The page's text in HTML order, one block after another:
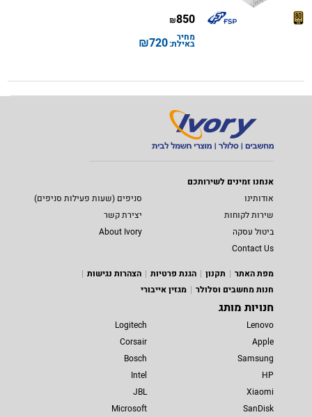
850
₪
מחיר
באילת:720
₪
אנחנו זמינים לשירותכם
אודותינו
סניפים (שעות פעילות סניפים)
שירות לקוחות
יצירת קשר
ביטול עסקה
About Ivory
Contact Us
מפת האתר
תקנון הגנת פרטיות
הצהרות נגישות
חנות מחשבים וסלולר
מגזין אייבורי
חנויות מותג
Lenovo
Apple
Samsung
HP
Xiaomi
SanDisk
Logitech
Corsair
Bosch
Intel
JBL
Microsoft